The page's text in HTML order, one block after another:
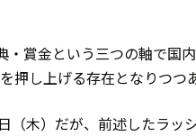
・賞金という三つの軸で
押し上げる存在となりつつ
（木）だが、前述したラッ